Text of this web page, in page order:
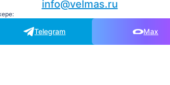
info@velmas.ru
Telegram Max